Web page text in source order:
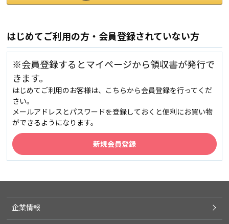
はじめてご利用の方・会員登録されていない方
※会員登録するとマイページから領収書が発行で
きます。
はじめてご利用のお客様は、こちらから会員登録を行ってくだ
さい。
メールアドレスとパスワードを登録しておくと便利にお買い物
ができるようになります。
企業情報